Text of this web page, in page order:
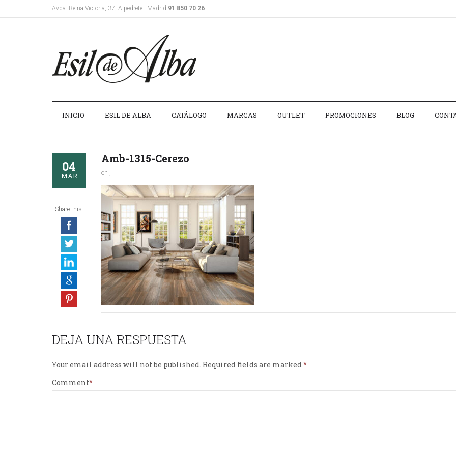
Avda. Reina Victoria, 37, Alpedrete - Madrid 91 850 70 26
INICIO ESIL DE ALBA CATÁLOGO MARCAS OUTLET PROMOCIONES BLOG
04
MAR
Share this:
Amb-1315-Cerezo
en ,
DEJA UNA RESPUESTA
Your email address will not be published. Required fields are marked
Comment